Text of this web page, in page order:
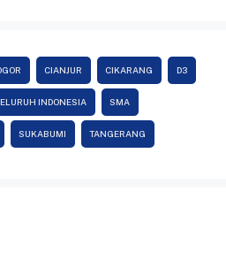
CIANJUR CIKARANG D3
INDONESIA SMA
SUKABUMI TANGERANG